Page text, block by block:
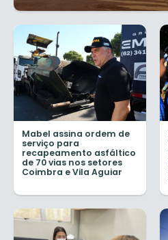
Mabel assina ordem de
serviço para
recapeamento asfáltico
de 70 vias nos setores
Coimbra e Vila Aguiar